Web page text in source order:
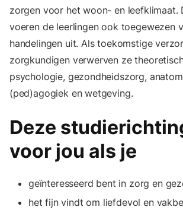
zorgen voor het woon- en leefklimaat.
voeren de leerlingen ook toegewezen
handelingen uit. Als toekomstige
zorgkundigen verwerven ze
psychologie, gezondheidszorg,
(ped)agogiek en wetgeving.
Deze
voor jou als je
geïnteresseerd bent in zorg en
het fijn vindt om liefdevol en